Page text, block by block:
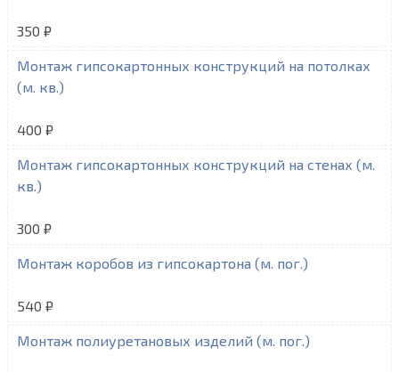
350 ₽
Монтаж гипсокартонных конструкций на потолках
(м. кв.)
400 ₽
Монтаж гипсокартонных конструкций на стенах (м.
кв.)
300 ₽
Монтаж коробов из гипсокартона (м. пог.)
540 ₽
Монтаж полиуретановых изделий (м. пог.)